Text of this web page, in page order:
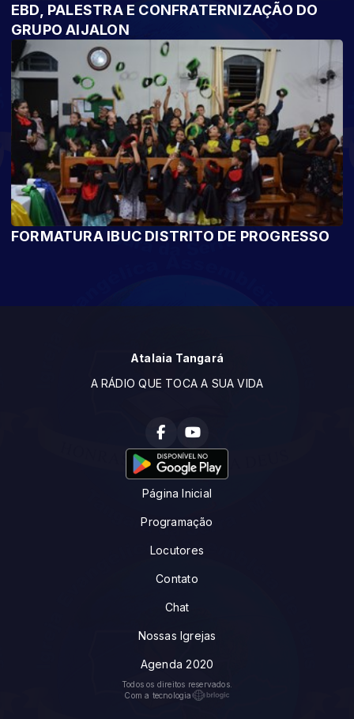
EBD, PALESTRA E CONFRATERNIZAÇÃO DO
GRUPO AIJALON
FORMATURA IBUC DISTRITO DE PROGRESSO
Atalaia Tangará
A RÁDIO QUE TOCA A SUA VIDA
Página Inicial
Programação
Locutores
Contato
Chat
Nossas Igrejas
Agenda 2020
Todos os direitos reservados.
Com a tecnologia